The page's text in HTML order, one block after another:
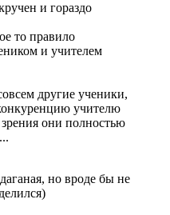
и гораздо
то правило
и учителем
другие ученики,
учителю
они полностью
но вроде бы не